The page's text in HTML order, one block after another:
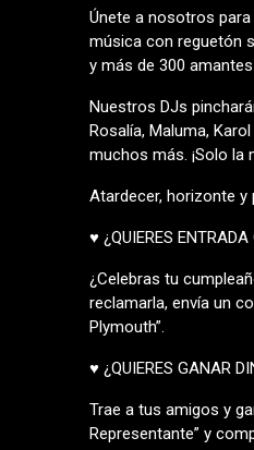
Únete a nosotros
música con reguetón
y más de 300
Nuestros DJs
Rosalía, Maluma,
muchos más. ¡Solo la
Atardecer, horizonte y
♥ ¿QUIERES
¿Celebras tu
reclamarla, envía un
Plymouth”.
♥ ¿QUIERES GANAR
Trae a tus amigos y
Representante” y